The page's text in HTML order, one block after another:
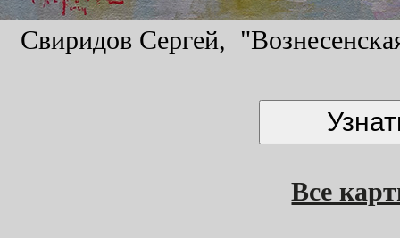
Свиридов Сергей,
Все